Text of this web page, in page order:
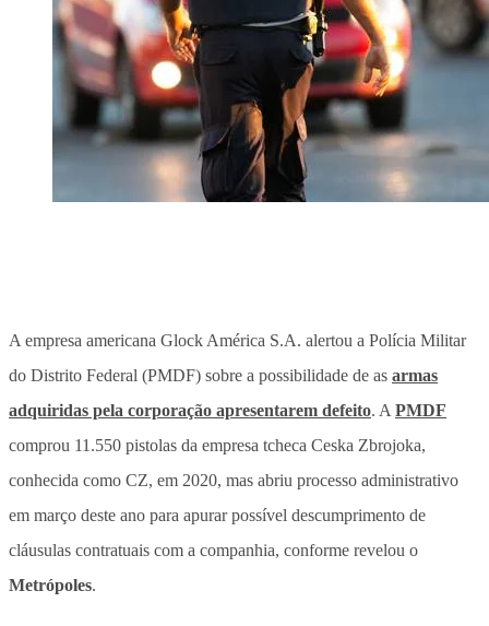
A empresa americana Glock América S.A. alertou a Polícia Militar
do Distrito Federal (PMDF) sobre a possibilidade de as armas
adquiridas pela corporação apresentarem defeito. A PMDF
comprou 11.550 pistolas da empresa tcheca Ceska Zbrojoka,
conhecida como CZ, em 2020, mas abriu processo administrativo
em março deste ano para apurar possível descumprimento de
cláusulas contratuais com a companhia, conforme revelou o
Metrópoles.